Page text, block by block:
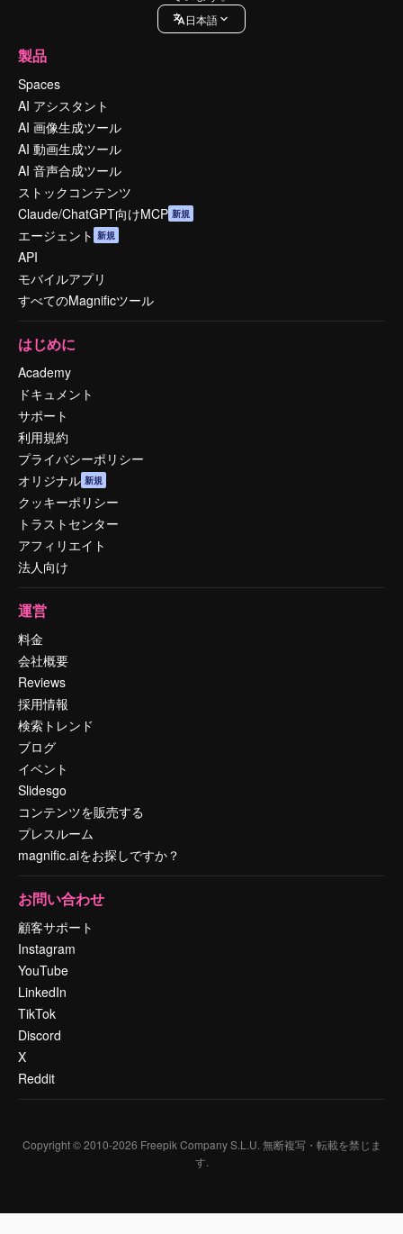
日本語
製品
Spaces
AI アシスタント
AI 画像生成ツール
AI 動画生成ツール
AI 音声合成ツール
ストックコンテンツ
Claude/ChatGPT向けMCP 新規
エージェント 新規
API
モバイルアプリ
すべてのMagnificツール
はじめに
Academy
ドキュメント
サポート
利用規約
プライバシーポリシー
オリジナル 新規
クッキーポリシー
トラストセンター
アフィリエイト
法人向け
運営
料金
会社概要
Reviews
採用情報
検索トレンド
ブログ
イベント
Slidesgo
コンテンツを販売する
プレスルーム
magnific.aiをお探しですか？
お問い合わせ
顧客サポート
Instagram
YouTube
LinkedIn
TikTok
Discord
X
Reddit
Copyright © 2010-2026 Freepik Company S.L.U. 無断複写・転載を禁じま
す.